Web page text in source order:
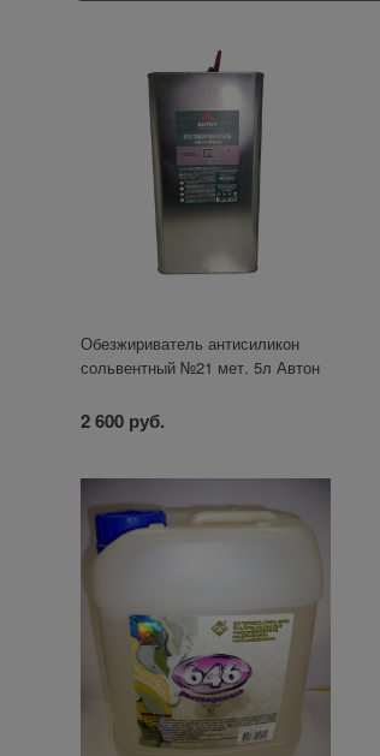
Обезжириватель антисиликон
сольвентный №21 мет. 5л Автон
2 600 руб.